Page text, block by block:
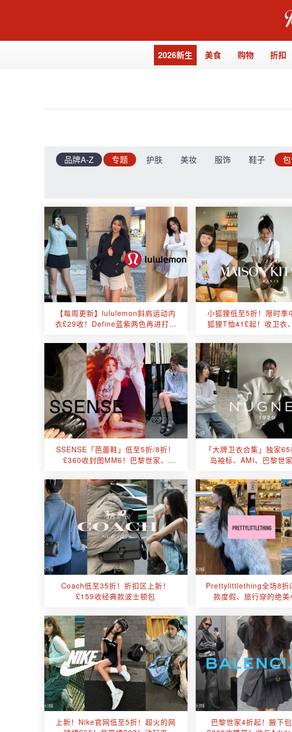
2026新生 美食 购物 折扣
品牌A-Z 专题 护肤 美妆 服饰 鞋子
【每周更新】lululemon斜肩运动内
衣£29收！Define蓝紫两色再进打折
小狐狸低至5折！限时季
狐狸T恤41£起！收卫衣
SSENSE「芭蕾鞋」低至5折/8折！
£360收封图MM6！巴黎世家、
「大牌卫衣合集」独家
岛袖标、AMI、巴黎世家
Coach低至35折！折扣区上新！
£159收经典款波士顿包
Prettylittlething全场8折
款度假、旅行穿的绝美
上新！Nike官网低至5折！超火的网
巴黎世家4折起！腋下包